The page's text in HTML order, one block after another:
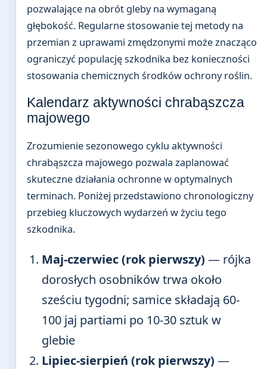
pozwalające na obrót gleby na wymaganą
głębokość. Regularne stosowanie tej metody na
przemian z uprawami zmędzonymi może znacząco
ograniczyć populację szkodnika bez konieczności
stosowania chemicznych środków ochrony roślin.
Kalendarz aktywności chrabąszcza
majowego
Zrozumienie sezonowego cyklu aktywności
chrabąszcza majowego pozwala zaplanować
skuteczne działania ochronne w optymalnych
terminach. Poniżej przedstawiono chronologiczny
przebieg kluczowych wydarzeń w życiu tego
szkodnika.
Maj-czerwiec (rok pierwszy) — rójka
dorosłych osobników trwa około
sześciu tygodni; samice składają 60-
100 jaj partiami po 10-30 sztuk w
glebie
Lipiec-sierpień (rok pierwszy) —